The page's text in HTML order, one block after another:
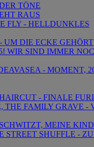
TÖNE
RAUS
FLY - HELLDUNKLES
UM DIE ECKE GEHÖRT
WIR SIND IMMER
- MOMENT,
- FINALE
THE FAMILY GRAVE -
MEINE
STREET SHUFFLE -